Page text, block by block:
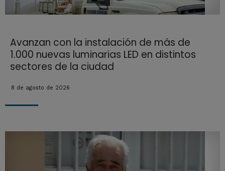
Avanzan con la instalación de más de
1.000 nuevas luminarias LED en distintos
sectores de la ciudad
8 de agosto de 2026